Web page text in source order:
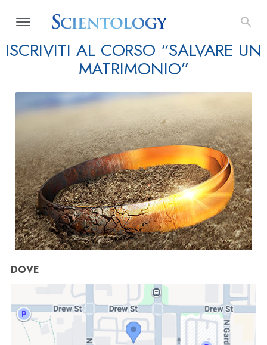
ISCRIVITI AL CORSO “SALVARE UN
MATRIMONIO”
DOVE